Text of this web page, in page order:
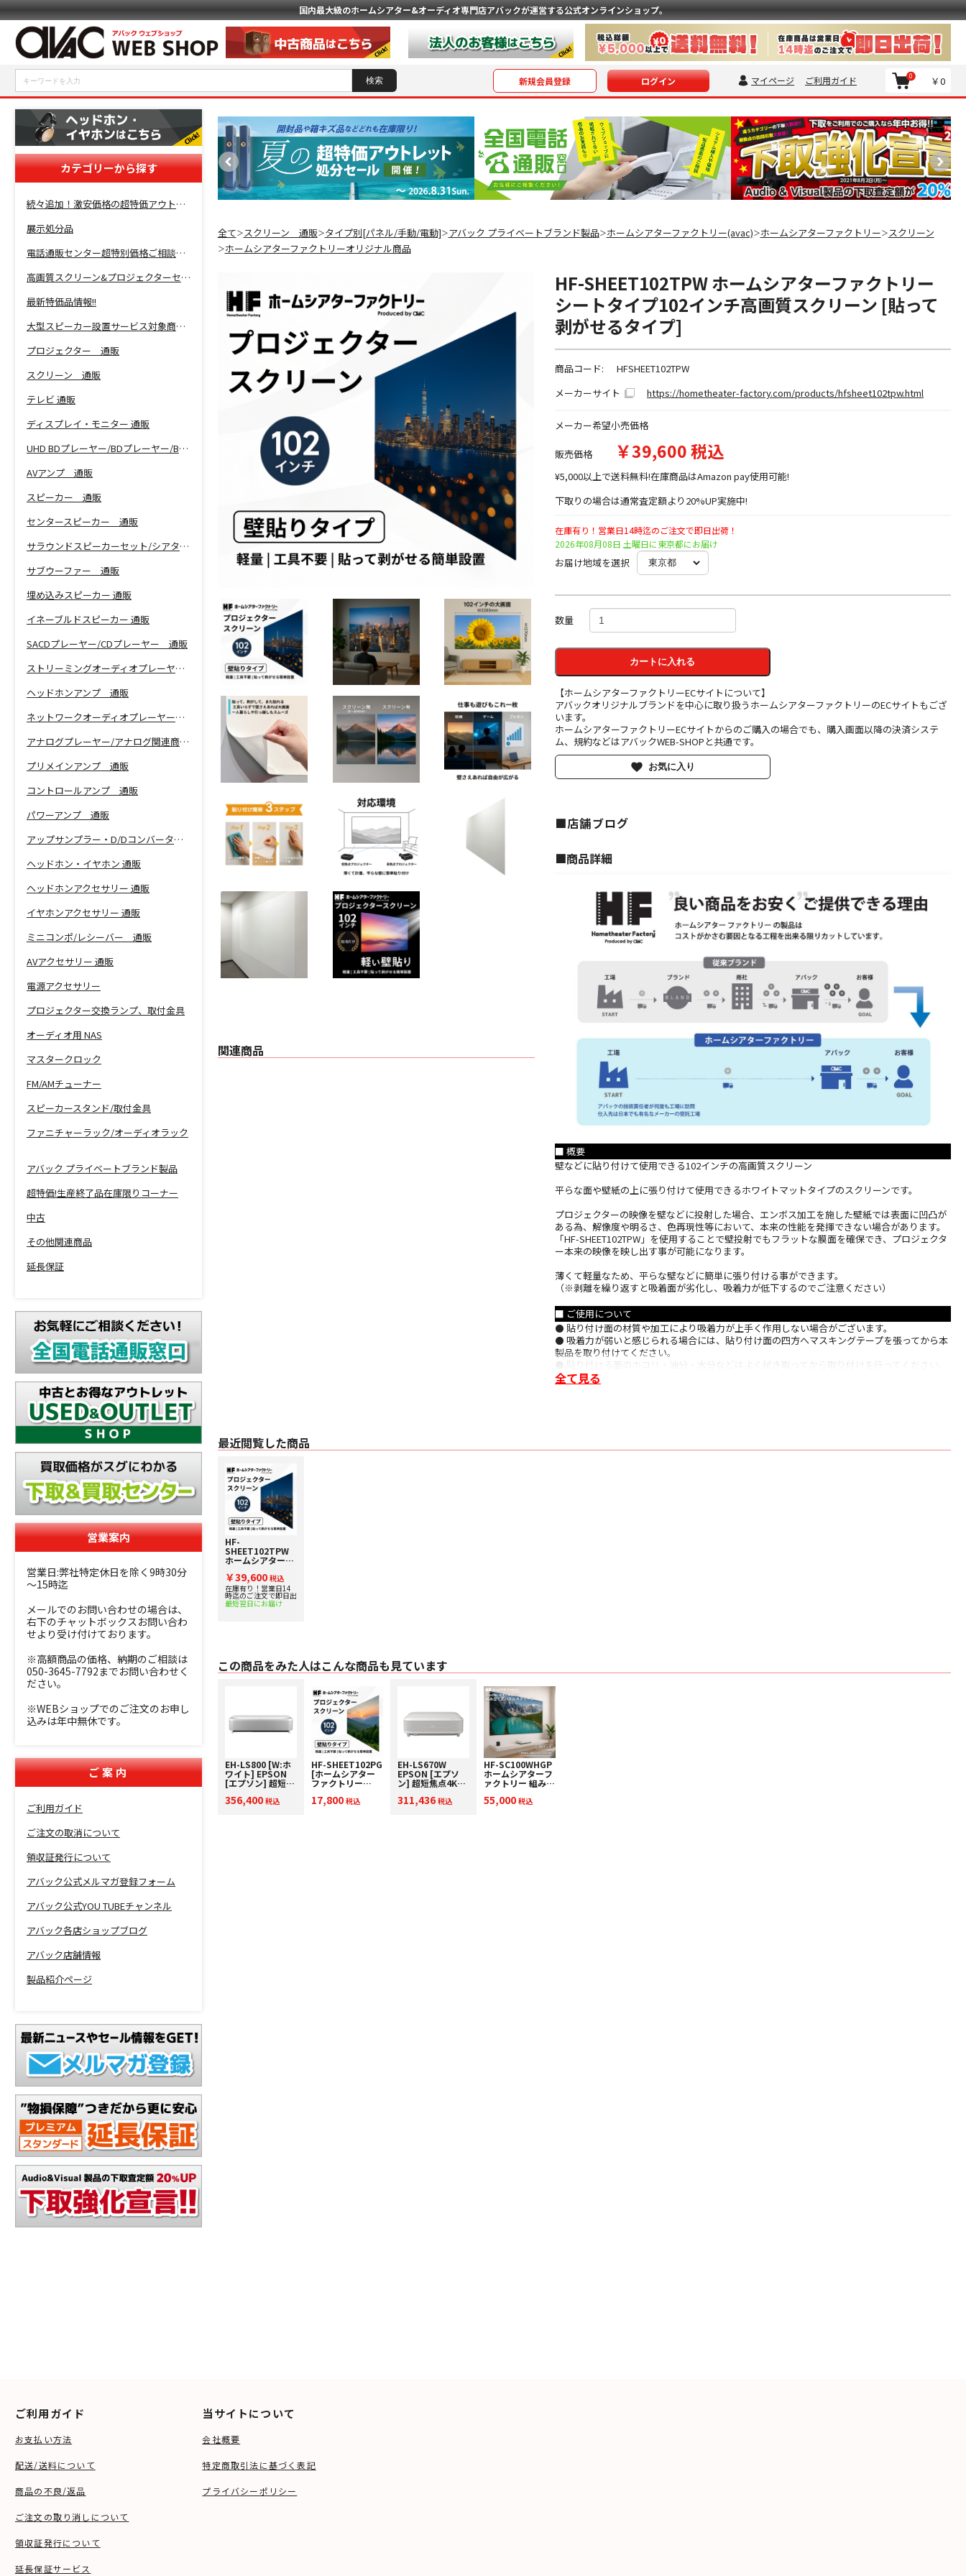
国内最大級のホームシアター&オーディオ専門店アバックが運営する公式オンラインショップ。
新規会員登録 ログイン マイページ ご利用ガイド ￥0
0
カテゴリーから探す
続々追加！激安価格の超特価アウトレットセール開催！
展示処分品
電話通販センター超特別価格ご相談コーナー！
高画質スクリーン&プロジェクターセット超特価！
最新特価品情報!!
大型スピーカー設置サービス対象商品！
プロジェクター 通販
スクリーン 通販
テレビ 通販
ディスプレイ・モニター 通販
UHD BDプレーヤー/BDプレーヤー/BDレコーダー 通販
AVアンプ 通販
スピーカー 通販
センタースピーカー 通販
サラウンドスピーカーセット/シアターバー 通販
サブウーファー 通販
埋め込みスピーカー 通販
イネーブルドスピーカー 通販
SACDプレーヤー/CDプレーヤー 通販
ストリーミングオーディオプレーヤー 通販
ヘッドホンアンプ 通販
ネットワークオーディオプレーヤー 通販
アナログプレーヤー/アナログ関連商品 通販
プリメインアンプ 通販
コントロールアンプ 通販
パワーアンプ 通販
アップサンプラー・D/Dコンバーター 通販
ヘッドホン・イヤホン 通販
ヘッドホンアクセサリー 通販
イヤホンアクセサリー 通販
ミニコンポ/レシーバー 通販
AVアクセサリー 通販
電源アクセサリー
プロジェクター交換ランプ、取付金具
オーディオ用 NAS
マスタークロック
FM/AMチューナー
スピーカースタンド/取付金具
ファニチャーラック/オーディオラック
アバック プライベートブランド製品
超特価!生産終了品在庫限りコーナー
中古
その他関連商品
延長保証
営業案内
営業日:弊社特定休日を除く9時30分
～15時迄
メールでのお問い合わせの場合は、
右下のチャットボックスお問い合わ
せより受け付けております。
※高額商品の価格、納期のご相談は
050-3645-7792までお問い合わせく
ださい。
※WEBショップでのご注文のお申し
込みは年中無休です。
ご案内
ご利用ガイド
ご注文の取消について
領収証発行について
アバック公式メルマガ登録フォーム
アバック公式YOU TUBEチャンネル
アバック各店ショップブログ
アバック店舗情報
製品紹介ページ
全て＞スクリーン 通販＞タイプ別[パネル/手動/電動]＞アバック プライベートブランド製品＞ホームシアターファクトリー(avac)＞ホームシアターファクトリー＞スクリーン
＞ホームシアターファクトリーオリジナル商品
関連商品
HF-SHEET102TPW ホームシアターファクトリー
シートタイプ102インチ高画質スクリーン [貼って
剥がせるタイプ]
商品コード:
HFSHEET102TPW
メーカーサイト
https://hometheater-factory.com/products/hfsheet102tpw.html
メーカー希望小売価格
販売価格 ￥39,600 税込
¥5,000以上で送料無料!在庫商品はAmazon pay使用可能!
下取りの場合は通常査定額より20%UP実施中!
在庫有り！営業日14時迄のご注文で即日出荷！
2026年08月08日 土曜日に東京都にお届け
お届け地域を選択
数量
カートに入れる
【ホームシアターファクトリーECサイトについて】
アバックオリジナルブランドを中心に取り扱うホームシアターファクトリーのECサイトもござ
います。
ホームシアターファクトリーECサイトからのご購入の場合でも、購入画面以降の決済システ
ム、規約などはアバックWEB-SHOPと共通です。
お気に入り
■店舗ブログ
■︎商品詳細
■ 概要
壁などに貼り付けて使用できる102インチの高画質スクリーン
平らな面や壁紙の上に張り付けて使用できるホワイトマットタイプのスクリーンです。
プロジェクターの映像を壁などに投射した場合、エンボス加工を施した壁紙では表面に凹凸が
ある為、解像度や明るさ、色再現性等において、本来の性能を発揮できない場合があります。
「HF-SHEET102TPW」を使用することで壁投射でもフラットな膜面を確保でき、プロジェクタ
ー本来の映像を映し出す事が可能になります。
薄くて軽量なため、平らな壁などに簡単に張り付ける事ができます。
（※剥離を繰り返すと吸着面が劣化し、吸着力が低下するのでご注意ください）
■ ご使用について
⚫ 貼り付け面の材質や加工により吸着力が上手く作用しない場合がございます。
⚫ 吸着力が弱いと感じられる場合には、貼り付け面の四方へマスキングテープを張ってから本
製品を取り付けてください。
⚫ 貼り付ける面のホコリ・油分・水分などはよく拭き取ってから取り付けを行ってください。
⚫ 保護フィルムを剥がす際はゆっくりと剥がしてください。強く剥がすと吸着面が剥離する可
〇 タイプ：ホワイトマット
全て見る
最近閲覧した商品
HF-
SHEET102TPW
ホームシアターフ
タイプ102インチ
高画質スクリーン
[貼って剥がせる
タイプ]
￥39,600 税込
在庫有り！営業日14
時迄のご注文で即日出
最短翌日にお届け
この商品をみた人はこんな商品も見ています
EH-LS800 [W:ホ
ワイト] EPSON
[エプソン] 超短焦
点4Kプロジェクタ
ー レーザー光源
356,400 税込
HF-SHEET102PG
[ホームシアター
ファクトリー
avac] スタンド不
17,800 税込
EH-LS670W
EPSON [エプソ
ン] 超短焦点4Kプ
ロジェクター 下取
り査定額20%アッ
311,436 税込
HF-SC100WHGP
ホームシアターフ
ァクトリー 組み立
ーン
55,000 税込
ご利用ガイド
お支払い方法
配送/送料について
商品の不良/返品
ご注文の取り消しについて
領収証発行について
延長保証サービス
当サイトについて
会社概要
特定商取引法に基づく表記
プライバシーポリシー